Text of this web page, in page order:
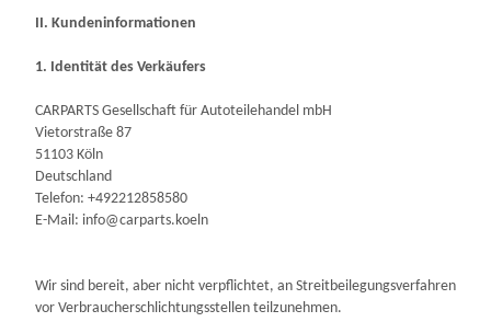
II. Kundeninformationen
1. Identität des Verkäufers
CARPARTS Gesellschaft für Autoteilehandel mbH
Vietorstraße 87
51103 Köln
Deutschland
Telefon: +492212858580
E-Mail: info@carparts.koeln
Wir sind bereit, aber nicht verpflichtet, an Streitbeilegungsverfahren
vor Verbraucherschlichtungsstellen teilzunehmen.